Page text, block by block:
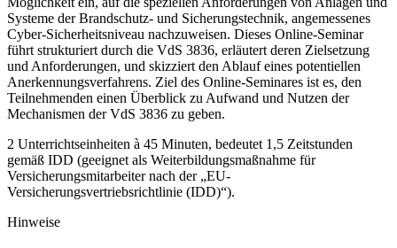
Systeme der Brandschutz- und Sicherungstechnik, angemessenes
Cyber-Sicherheitsniveau nachzuweisen. Dieses Online-Seminar
führt strukturiert durch die VdS 3836, erläutert deren Zielsetzung
und Anforderungen, und skizziert den Ablauf eines potentiellen
Anerkennungsverfahrens. Ziel des Online-Seminares ist es, den
Teilnehmenden einen Überblick zu Aufwand und Nutzen der
Mechanismen der VdS 3836 zu geben.
2 Unterrichtseinheiten à 45 Minuten, bedeutet 1,5 Zeitstunden
gemäß IDD (geeignet als Weiterbildungsmaßnahme für
Versicherungsmitarbeiter nach der „EU-
Versicherungsvertriebsrichtlinie (IDD)“).
Hinweise